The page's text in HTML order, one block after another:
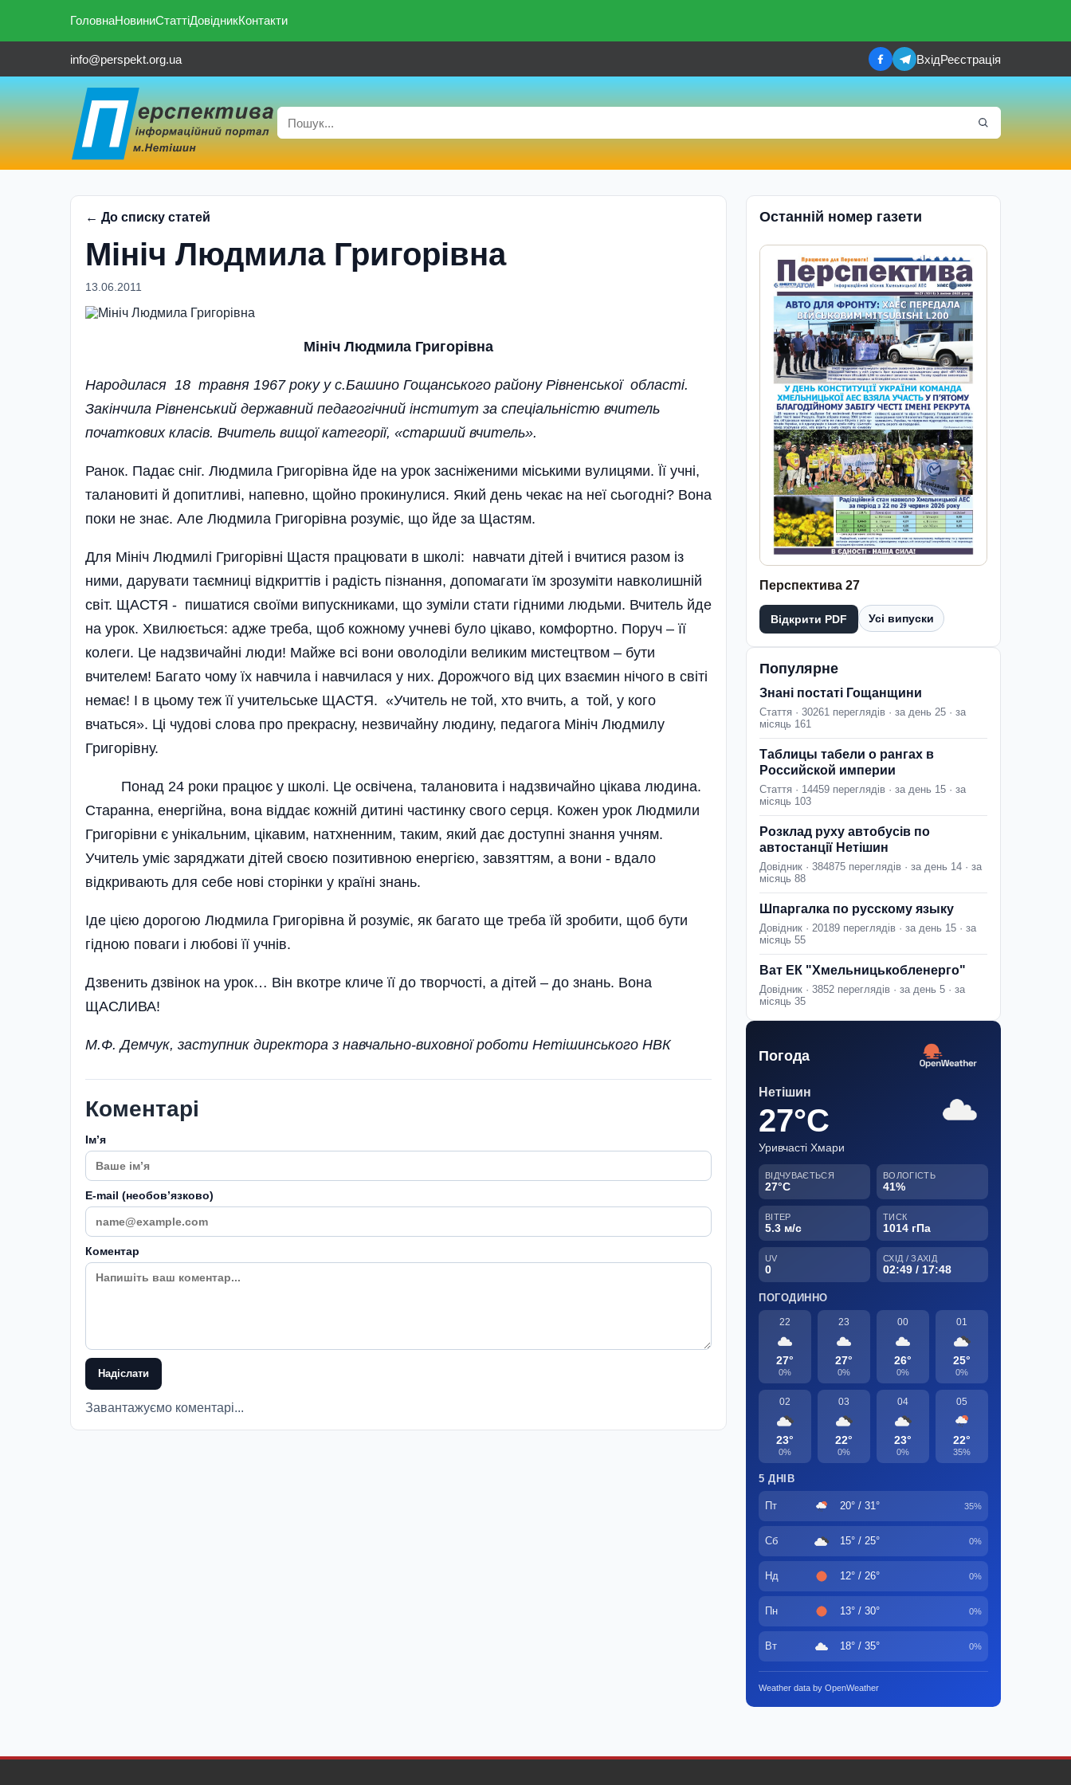
ГоловнаНовиниСтаттіДовідникКонтакти
info@perspekt.org.ua ВхідРеєстрація
← До списку статей
Мініч Людмила Григорівна
13.06.2011
Мініч Людмила Григорівна
Народилася 18 травня 1967 року у с.Башино Гощанського району Рівненської області.
Закінчила Рівненський державний педагогічний інститут за спеціальністю вчитель
початкових класів. Вчитель вищої категорії, «старший вчитель».
Ранок. Падає сніг. Людмила Григорівна йде на урок засніженими міськими вулицями. Її учні,
талановиті й допитливі, напевно, щойно прокинулися. Який день чекає на неї сьогодні? Вона
поки не знає. Але Людмила Григорівна розуміє, що йде за Щастям.
Для Мініч Людмилі Григорівні Щастя працювати в школі: навчати дітей і вчитися разом із
ними, дарувати таємниці відкриттів і радість пізнання, допомагати їм зрозуміти навколишній
світ. ЩАСТЯ - пишатися своїми випускниками, що зуміли стати гідними людьми. Вчитель йде
на урок. Хвилюється: адже треба, щоб кожному учневі було цікаво, комфортно. Поруч – її
колеги. Це надзвичайні люди! Майже всі вони оволоділи великим мистецтвом – бути
вчителем! Багато чому їх навчила і навчилася у них. Дорожчого від цих взаємин нічого в світі
немає! І в цьому теж її учительське ЩАСТЯ. «Учитель не той, хто вчить, а той, у кого
вчаться». Ці чудові слова про прекрасну, незвичайну людину, педагога Мініч Людмилу
Григорівну.
Понад 24 роки працює у школі. Це освічена, талановита і надзвичайно цікава людина.
Старанна, енергійна, вона віддає кожній дитині частинку свого серця. Кожен урок Людмили
Григорівни є унікальним, цікавим, натхненним, таким, який дає доступні знання учням.
Учитель уміє заряджати дітей своєю позитивною енергією, завзяттям, а вони - вдало
відкривають для себе нові сторінки у країні знань.
Іде цією дорогою Людмила Григорівна й розуміє, як багато ще треба їй зробити, щоб бути
гідною поваги і любові її учнів.
Дзвенить дзвінок на урок… Він вкотре кличе її до творчості, а дітей – до знань. Вона
ЩАСЛИВА!
М.Ф. Демчук, заступник директора з навчально-виховної роботи Нетішинського НВК
Коментарі
Імʼя
E-mail (необовʼязково)
Коментар
Надіслати
Завантажуємо коментарі...
Останній номер газети
Перспектива 27
Відкрити PDF Усі випуски
Популярне
Знані постаті Гощанщини
Стаття · 30261 переглядів · за день 25 · за
місяць 161
Таблицы табели о рангах в
Российской империи
Стаття · 14459 переглядів · за день 15 · за
місяць 103
Розклад руху автобусів по
автостанції Нетішин
Довідник · 384875 переглядів · за день 14 · за
місяць 88
Шпаргалка по русскому языку
Довідник · 20189 переглядів · за день 15 · за
місяць 55
Ват ЕК "Хмельницькобленерго"
Довідник · 3852 переглядів · за день 5 · за
місяць 35
Погода
Нетішин
27°C
Уривчасті Хмари
ВІДЧУВАЄТЬСЯ
27°C
ВОЛОГІСТЬ
41%
ВІТЕР
5.3 м/с
ТИСК
1014 гПа
UV
0
СХІД / ЗАХІД
02:49 / 17:48
ПОГОДИННО
22
27°
0%
23
27°
0%
00
26°
0%
01
25°
0%
02
23°
0%
03
22°
0%
04
23°
0%
05
22°
35%
5 ДНІВ
Пт 20° / 31° 35%
Сб 15° / 25° 0%
Нд 12° / 26° 0%
Пн 13° / 30° 0%
Вт 18° / 35° 0%
Weather data by OpenWeather